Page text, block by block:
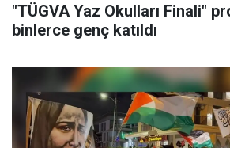
"TÜGVA Yaz Okulları Finali"
binlerce genç katıldı